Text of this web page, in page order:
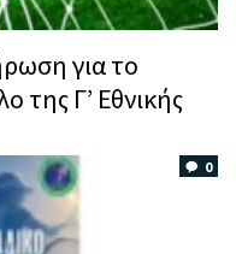
για το
της Γ’ Εθνικής
0